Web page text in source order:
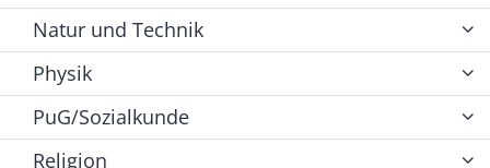
Natur und Technik
Physik
PuG/Sozialkunde
Religion